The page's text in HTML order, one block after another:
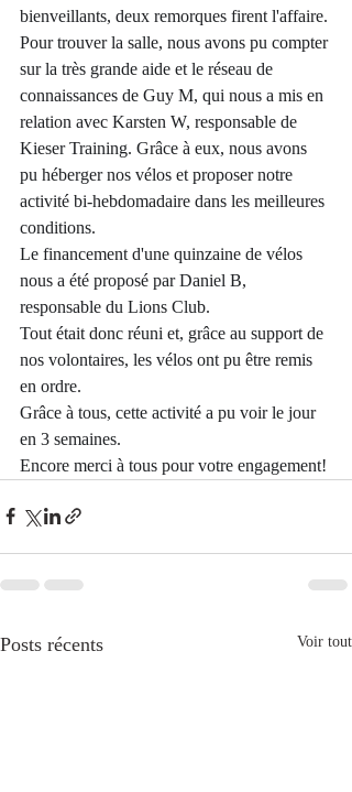
bienveillants, deux remorques firent l'affaire.
Pour trouver la salle, nous avons pu compter
sur la très grande aide et le réseau de
connaissances de Guy M, qui nous a mis en
relation avec Karsten W, responsable de
Kieser Training. Grâce à eux, nous avons
pu héberger nos vélos et proposer notre
activité bi-hebdomadaire dans les meilleures
conditions.
Le financement d'une quinzaine de vélos
nous a été proposé par Daniel B,
responsable du Lions Club.
Tout était donc réuni et, grâce au support de
nos volontaires, les vélos ont pu être remis
en ordre.
Grâce à tous, cette activité a pu voir le jour
en 3 semaines.
Encore merci à tous pour votre engagement!
Posts récents Voir tout